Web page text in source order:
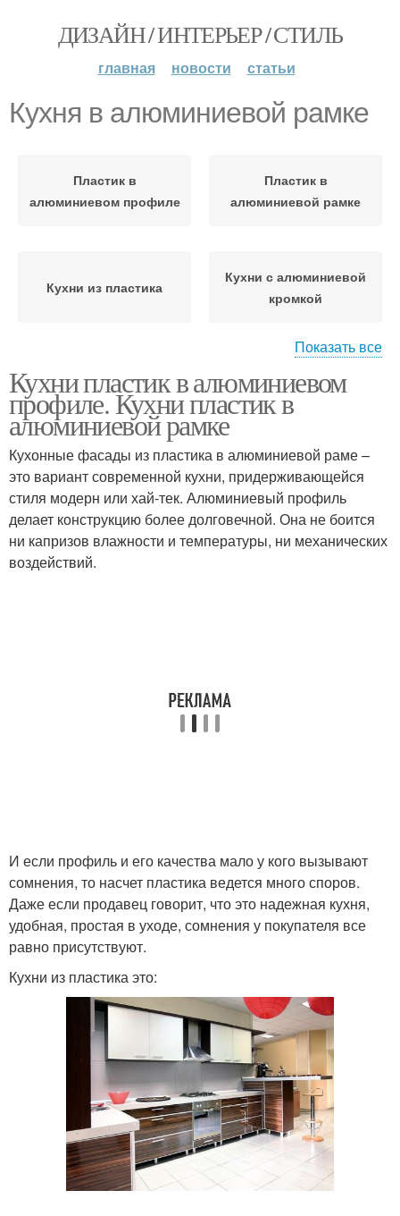
ДИЗАЙН / ИНТЕРЬЕР / СТИЛЬ
главная новости статьи
Кухня в алюминиевой рамке
Пластик в
алюминиевом профиле
Пластик в
алюминиевой рамке
Кухни из пластика
Кухни с алюминиевой
кромкой
Фасады с алюминиевой
кромкой
Белая кухня
Алюминиевая рамка Рамка на кухне
Показать все
Кухни пластик в алюминиевом
профиле. Кухни пластик в
алюминиевой рамке
Кухонные фасады из пластика в алюминиевой раме –
это вариант современной кухни, придерживающейся
стиля модерн или хай-тек. Алюминиевый профиль
делает конструкцию более долговечной. Она не боится
ни капризов влажности и температуры, ни механических
воздействий.
И если профиль и его качества мало у кого вызывают
сомнения, то насчет пластика ведется много споров.
Даже если продавец говорит, что это надежная кухня,
удобная, простая в уходе, сомнения у покупателя все
равно присутствуют.
Кухни из пластика это: